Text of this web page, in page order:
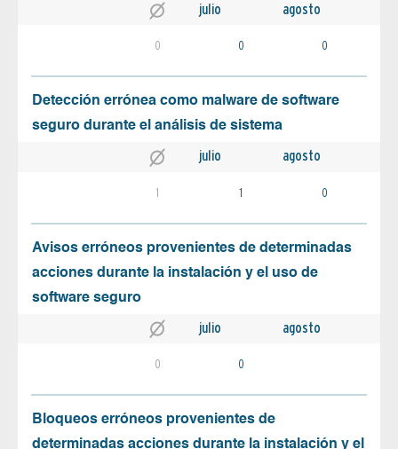
julio agosto
0 0 0
Detección errónea como malware de software
seguro durante el análisis de sistema
julio agosto
1 1 0
Avisos erróneos provenientes de determinadas
acciones durante la instalación y el uso de
software seguro
julio agosto
0 0
Bloqueos erróneos provenientes de
determinadas acciones durante la instalación y el